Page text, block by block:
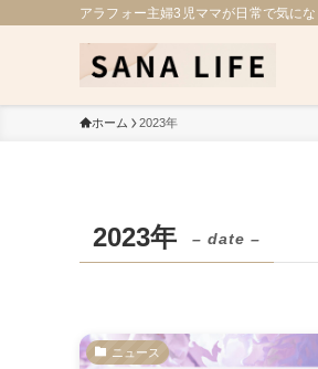
アラフォー主婦3児ママが日常で気に
ホーム 2023年
2023年 – date –
ニュース